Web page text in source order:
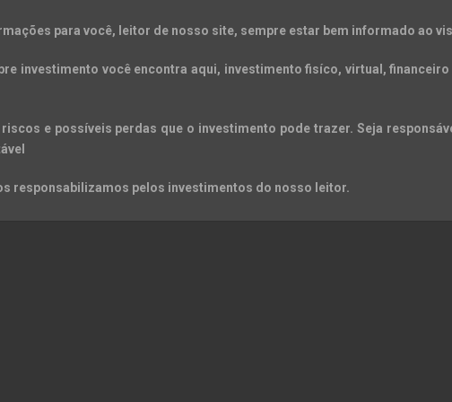
para você, leitor de nosso site, sempre estar bem informado ao
investimento você encontra aqui, investimento fisíco, virtual,
e possíveis perdas que o investimento pode trazer. Seja
responsabilizamos pelos investimentos do nosso leitor.